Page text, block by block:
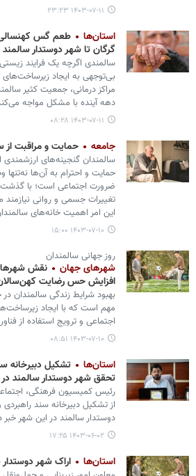
۱۴۰۳-۰۷-۱۱ ۲۳:۲۳
استان‌ها
طعم گس کهنسالی
گرگان تا شهر دوستدار سالمند
سالمندی اگرچه یک فرایند
بی‌توجهی به ایجاد زیرساخت‌های
مراکز درمانی، جمعیت کثیر
دهه آینده با مشکل مواجه
۱۴۰۳-۰۷-۱۱ ۰۸:۲۸
جامعه حمایت و مراقبت از
سالمندان گنجینه‌های
حمایت و احترام به آن‌ها نه‌تنها
ضرورت اجتماعی است؛ با گذشت
تغییرات جسمی و روانی
این امر اهمیت خانه‌های
۱۴۰۳-۰۷-۱۰ ۱۵:۰۰
روز جهانی سالمندان
شهرهای جهان
نقش
افزایش حس رضایت
بهبود شرایط زندگی سالمندان
مهم است که با ایجاد
اجتماعی و ترویج استفاده از
۱۴۰۳-۰۷-۱۰ ۰۸:۵۱
استان‌ها
تشکیل دبیرخانه
تحقق شهر دوستدار سالمند
رئیس کمیسیون فرهنگی،
از تشکیل دبیرخانه سند
دوستدار سالمند در این شهر خبر
۱۴۰۳-۰۶-۰۲ ۱۷:۲۵
استان‌ها اراک شهر